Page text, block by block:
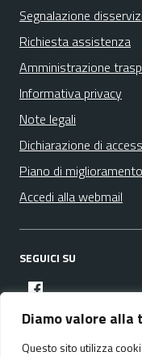
Diamo valore alla
Questo sito utilizza
Segnalazione
Richiesta assistenza
Amministrazione
Informativa privacy
Note legali
Dichiarazione di
Piano di miglioramento
Accedi alla webmail
SEGUICI SU
facebook